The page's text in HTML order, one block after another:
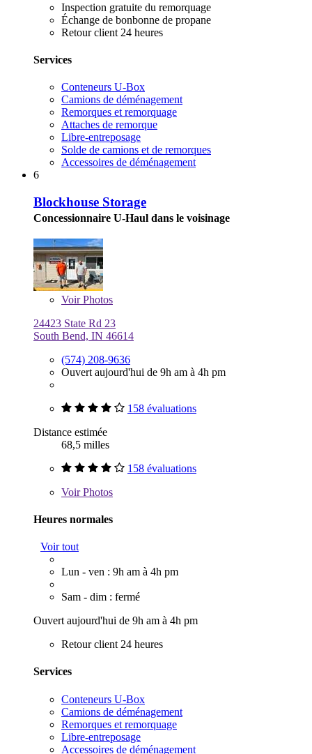
Inspection gratuite du remorquage
Échange de bonbonne de propane
Retour client 24 heures
Services
Conteneurs U-Box
Camions de déménagement
Remorques et remorquage
Attaches de remorque
Libre-entreposage
Solde de camions et de remorques
Accessoires de déménagement
6
Blockhouse Storage
Concessionnaire U-Haul dans le voisinage
VoirPhotos
24423 State Rd 23
South Bend, IN 46614
(574) 208-9636
Ouvert aujourd'hui de 9h am à 4h pm
158 évaluations
Distance estimée
68,5 milles
158 évaluations
VoirPhotos
Heures normales
Voir tout
Lun - ven : 9h am à 4h pm
Sam - dim : fermé
Ouvert aujourd'hui de 9h am à 4h pm
Retour client 24 heures
Services
Conteneurs U-Box
Camions de déménagement
Remorques et remorquage
Libre-entreposage
Accessoires de déménagement